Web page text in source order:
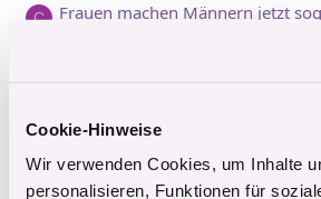
Cookie-Hinweise
Wir verwenden Cookies, um Inhalte
personalisieren, Funktionen für
C
Frauen machen Männern jetzt
C Scheide
G Blöde Frage: Cervix Penetration
Asymetrische Lust und Frust